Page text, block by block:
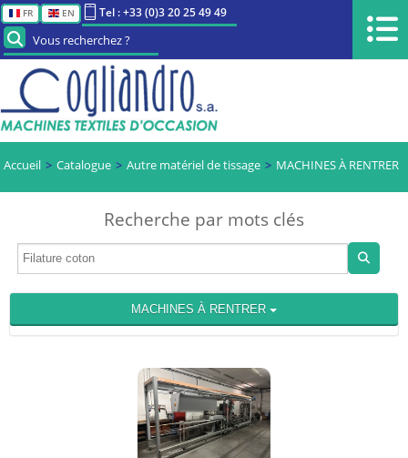
FR EN Tel : +33 (0)3 20 25 49 49
Vous recherchez ?
Accueil Catalogue Autre matériel de tissage MACHINES À RENTRER
Recherche par mots clés
MACHINES À RENTRER